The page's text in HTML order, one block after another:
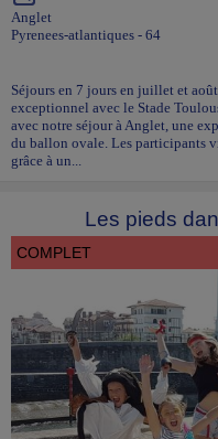
Anglet
Pyrenees-atlantiques - 64
Séjours en 7 jours en juillet et
exceptionnel avec le Stade
avec notre séjour à Anglet, une
du ballon ovale. Les participants
grâce à un...
Les pieds
COMPLET